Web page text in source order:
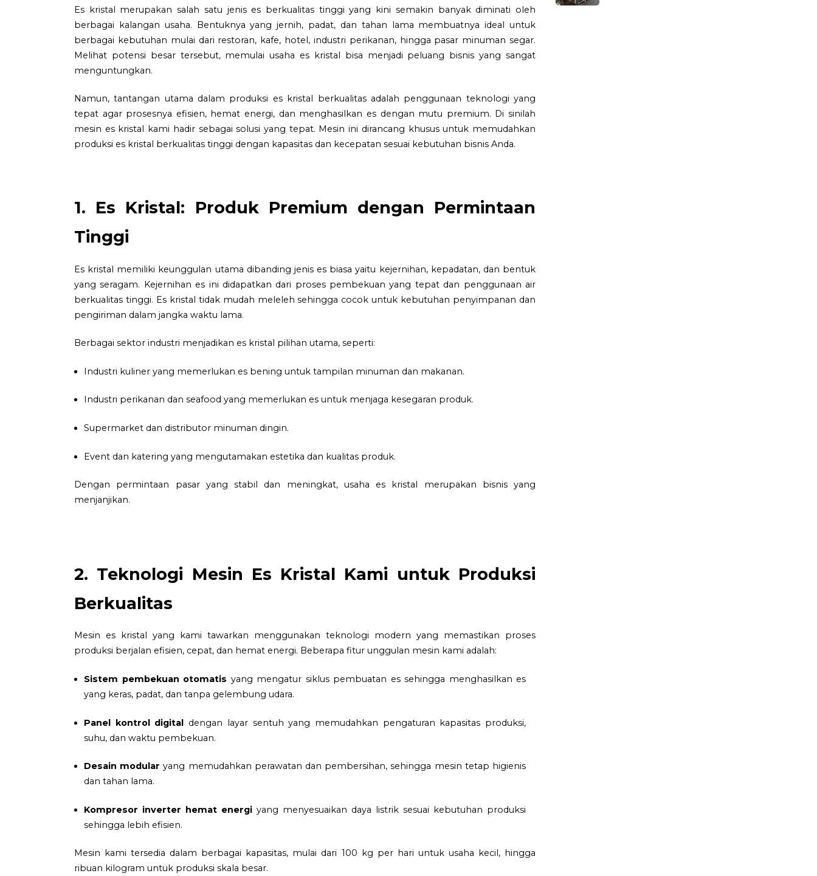
Es kristal merupakan salah satu jenis es berkualitas tinggi yang kini semakin banyak diminati oleh
berbagai kalangan usaha. Bentuknya yang jernih, padat, dan tahan lama membuatnya ideal untuk
berbagai kebutuhan mulai dari restoran, kafe, hotel, industri perikanan, hingga pasar minuman segar.
Melihat potensi besar tersebut, memulai usaha es kristal bisa menjadi peluang bisnis yang sangat
menguntungkan.
Namun, tantangan utama dalam produksi es kristal berkualitas adalah penggunaan teknologi yang
tepat agar prosesnya efisien, hemat energi, dan menghasilkan es dengan mutu premium. Di sinilah
mesin es kristal kami hadir sebagai solusi yang tepat. Mesin ini dirancang khusus untuk memudahkan
produksi es kristal berkualitas tinggi dengan kapasitas dan kecepatan sesuai kebutuhan bisnis Anda.
1. Es Kristal: Produk Premium dengan Permintaan
Tinggi
Es kristal memiliki keunggulan utama dibanding jenis es biasa yaitu kejernihan, kepadatan, dan bentuk
yang seragam. Kejernihan es ini didapatkan dari proses pembekuan yang tepat dan penggunaan air
berkualitas tinggi. Es kristal tidak mudah meleleh sehingga cocok untuk kebutuhan penyimpanan dan
pengiriman dalam jangka waktu lama.
Berbagai sektor industri menjadikan es kristal pilihan utama, seperti:
Industri kuliner yang memerlukan es bening untuk tampilan minuman dan makanan.
Industri perikanan dan seafood yang memerlukan es untuk menjaga kesegaran produk.
Supermarket dan distributor minuman dingin.
Event dan katering yang mengutamakan estetika dan kualitas produk.
Dengan permintaan pasar yang stabil dan meningkat, usaha es kristal merupakan bisnis yang
menjanjikan.
2. Teknologi Mesin Es Kristal Kami untuk Produksi
Berkualitas
Mesin es kristal yang kami tawarkan menggunakan teknologi modern yang memastikan proses
produksi berjalan efisien, cepat, dan hemat energi. Beberapa fitur unggulan mesin kami adalah:
Sistem pembekuan otomatis yang mengatur siklus pembuatan es sehingga menghasilkan es
yang keras, padat, dan tanpa gelembung udara.
Panel kontrol digital dengan layar sentuh yang memudahkan pengaturan kapasitas produksi,
suhu, dan waktu pembekuan.
Desain modular yang memudahkan perawatan dan pembersihan, sehingga mesin tetap higienis
dan tahan lama.
Kompresor inverter hemat energi yang menyesuaikan daya listrik sesuai kebutuhan produksi
sehingga lebih efisien.
Mesin kami tersedia dalam berbagai kapasitas, mulai dari 100 kg per hari untuk usaha kecil, hingga
ribuan kilogram untuk produksi skala besar.